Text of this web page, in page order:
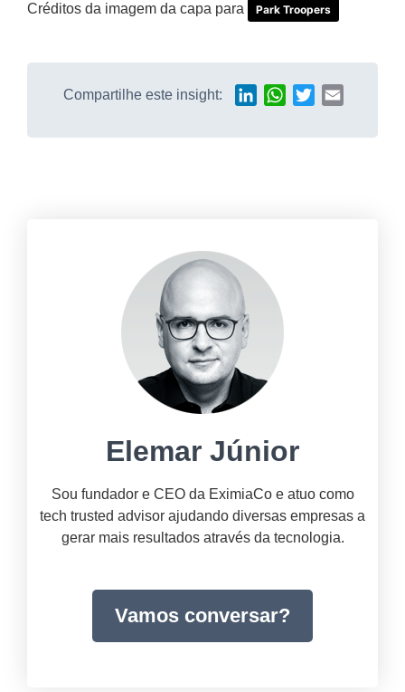
Créditos da imagem da capa para Park Troopers
Compartilhe este insight: LinkedInWhatsApp
Twitter
Elemar Júnior
Sou fundador e CEO da EximiaCo e atuo como
tech trusted advisor ajudando diversas empresas a
gerar mais resultados através da tecnologia.
Vamos conversar?